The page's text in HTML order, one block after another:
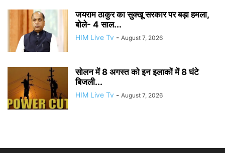
जयराम ठाकुर का सुक्खू सरकार पर बड़ा हमला,
बोले- 4 साल...
HIM Live Tv - August 7, 2026
सोलन में 8 अगस्त को इन इलाकों में 8 घंटे
बिजली...
HIM Live Tv - August 7, 2026